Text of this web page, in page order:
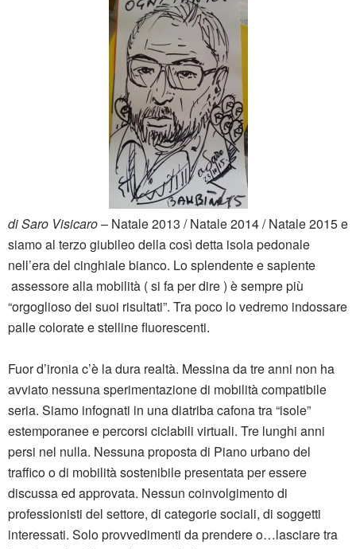
di Saro Visicaro– Natale 2013 / Natale 2014 / Natale 2015 e
siamo al terzo giubileo della così detta isola pedonale
nell’era del cinghiale bianco. Lo splendente e sapiente
assessore alla mobilità ( si fa per dire ) è sempre più
“orgoglioso dei suoi risultati”. Tra poco lo vedremo indossare
palle colorate e stelline fluorescenti.
Fuor d’ironia c’è la dura realtà. Messina da tre anni non ha
avviato nessuna sperimentazione di mobilità compatibile
seria. Siamo infognati in una diatriba cafona tra “isole”
estemporanee e percorsi ciclabili virtuali. Tre lunghi anni
persi nel nulla. Nessuna proposta di Piano urbano del
traffico o di mobilità sostenibile presentata per essere
discussa ed approvata. Nessun coinvolgimento di
professionisti del settore, di categorie sociali, di soggetti
interessati. Solo provvedimenti da prendere o…lasciare tra